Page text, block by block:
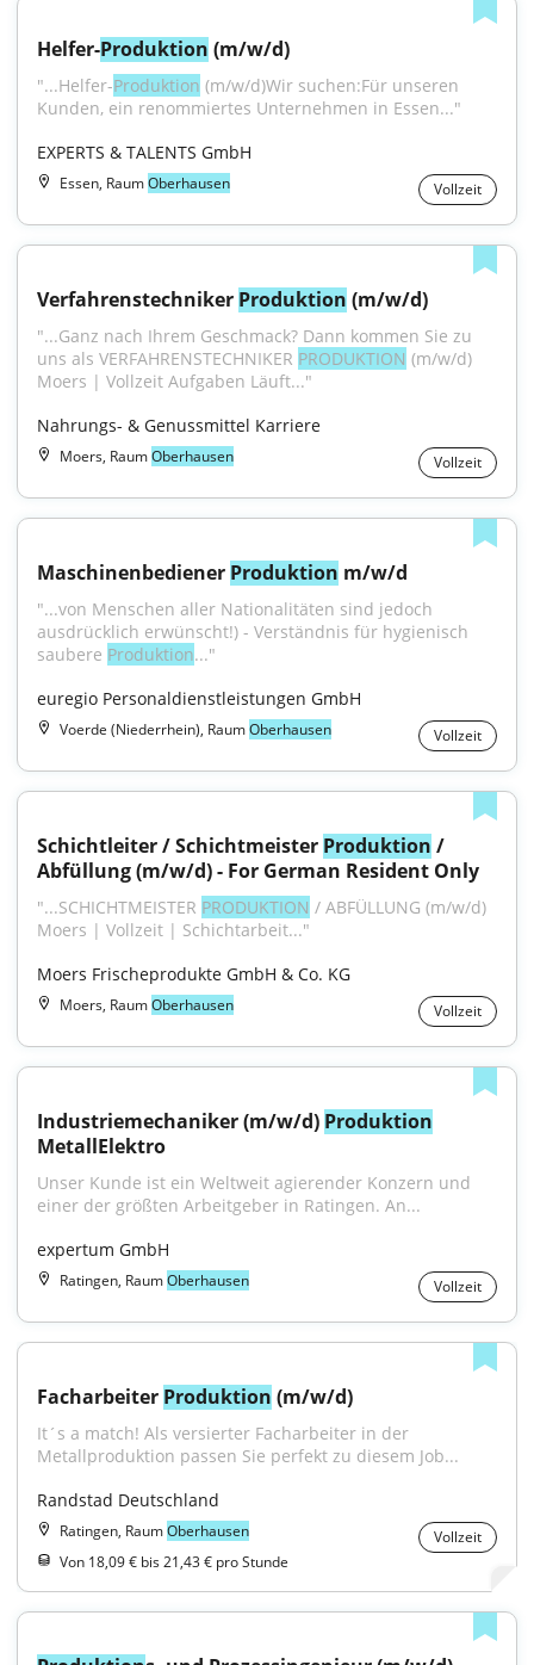
Helfer-Produktion (m/w/d)
"...Helfer-Produktion (m/w/d)Wir suchen:Für unseren
Kunden, ein renommiertes Unternehmen in Essen..."
EXPERTS & TALENTS GmbH
Essen, RaumOberhausen Vollzeit
Verfahrenstechniker Produktion (m/w/d)
"...Ganz nach Ihrem Geschmack? Dann kommen Sie zu
uns als VERFAHRENSTECHNIKER PRODUKTION (m/w/d)
Moers | Vollzeit Aufgaben Läuft..."
Nahrungs- & Genussmittel Karriere
Moers, RaumOberhausen Vollzeit
Maschinenbediener Produktion m/w/d
"...von Menschen aller Nationalitäten sind jedoch
ausdrücklich erwünscht!) - Verständnis für hygienisch
saubere Produktion..."
euregio Personaldienstleistungen GmbH
Voerde (Niederrhein), RaumOberhausen Vollzeit
Schichtleiter / Schichtmeister Produktion /
Abfüllung (m/w/d) - For German Resident Only
"...SCHICHTMEISTER PRODUKTION / ABFÜLLUNG (m/w/d)
Moers | Vollzeit | Schichtarbeit..."
Moers Frischeprodukte GmbH & Co. KG
Moers, RaumOberhausen Vollzeit
Industriemechaniker (m/w/d) Produktion
MetallElektro
Unser Kunde ist ein Weltweit agierender Konzern und
einer der größten Arbeitgeber in Ratingen. An...
expertum GmbH
Ratingen, RaumOberhausen Vollzeit
Facharbeiter Produktion (m/w/d)
It´s a match! Als versierter Facharbeiter in der
Metallproduktion passen Sie perfekt zu diesem Job...
Randstad Deutschland
Ratingen, RaumOberhausen
Vollzeit
Von 18,09 € bis 21,43 € pro Stunde